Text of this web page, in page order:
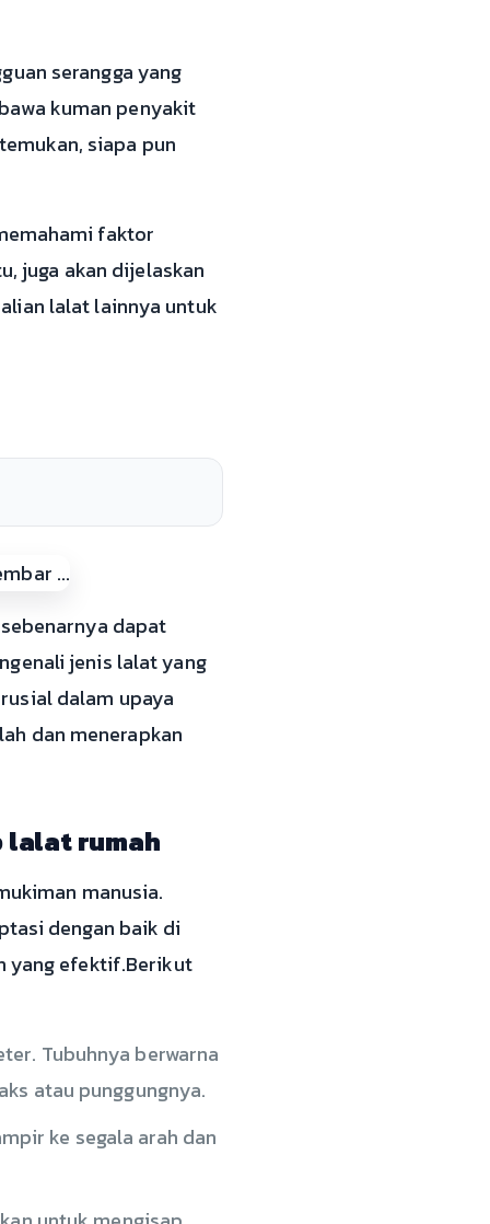
serangga yang
kuman penyakit
siapa pun
faktor
juga akan dijelaskan
lalat lainnya untuk
dapat
jenis lalat yang
dalam upaya
dan menerapkan
lalat rumah
manusia.
dengan baik di
yang efektif.Berikut
Tubuhnya berwarna
atau punggungnya.
ke segala arah dan